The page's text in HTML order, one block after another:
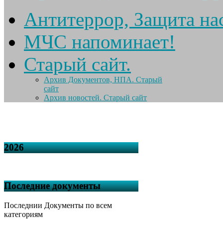
Антитеррор, Защита
МЧС напоминает!
Старый сайт.
Архив Документов, НПА. Старый
сайт
Архив новостей. Старый сайт
2026
Последние документы
Последнии Документы по всем
категориям